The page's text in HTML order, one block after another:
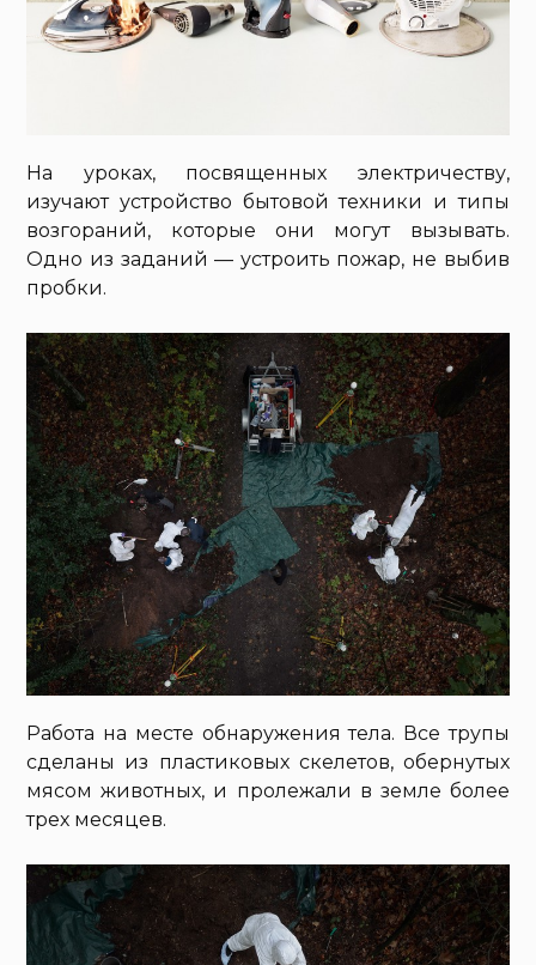
На уроках, посвященных электричеству,
изучают устройство бытовой техники и типы
возгораний, которые они могут вызывать.
Одно из заданий — устроить пожар, не выбив
пробки.
Работа на месте обнаружения тела. Все трупы
сделаны из пластиковых скелетов, обернутых
мясом животных, и пролежали в земле более
трех месяцев.